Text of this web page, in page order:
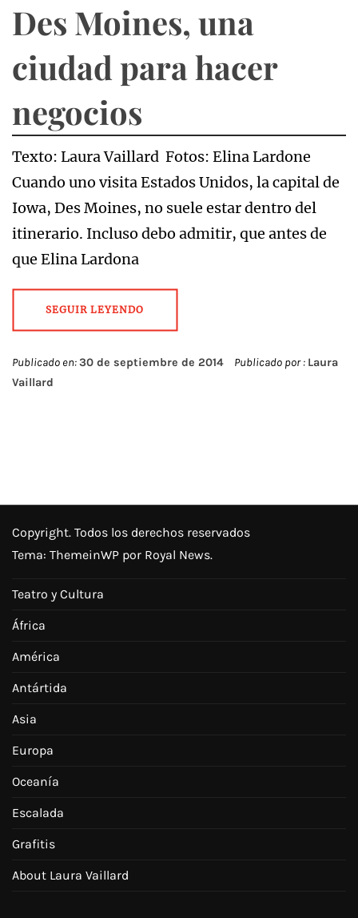
Des Moines, una
ciudad para hacer
negocios
Texto: Laura Vaillard Fotos: Elina Lardone
Cuando uno visita Estados Unidos, la capital de
Iowa, Des Moines, no suele estar dentro del
itinerario. Incluso debo admitir, que antes de
que Elina Lardona
SEGUIR LEYENDO
Publicado en:30 de septiembre de 2014 Publicado por : Laura
Vaillard
Copyright. Todos los derechos reservados
Tema: ThemeinWP por Royal News.
Teatro y Cultura
África
América
Antártida
Asia
Europa
Oceanía
Escalada
Grafitis
About Laura Vaillard